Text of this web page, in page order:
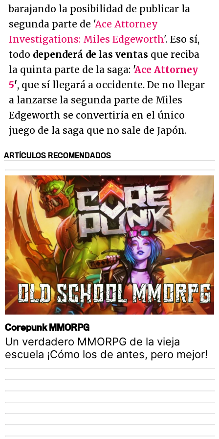
barajando la posibilidad de publicar la
segunda parte de 'Ace Attorney
Investigations: Miles Edgeworth'. Eso sí,
todo dependerá de las ventas que reciba
la quinta parte de la saga: 'Ace Attorney
5', que sí llegará a occidente. De no llegar
a lanzarse la segunda parte de Miles
Edgeworth se convertiría en el único
juego de la saga que no sale de Japón.
ARTÍCULOS RECOMENDADOS
Corepunk MMORPG
Un verdadero MMORPG de la vieja
escuela ¡Cómo los de antes, pero mejor!